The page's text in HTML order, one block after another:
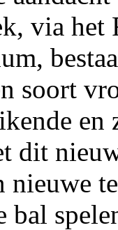
via het
soort
en
dit
nieuwe